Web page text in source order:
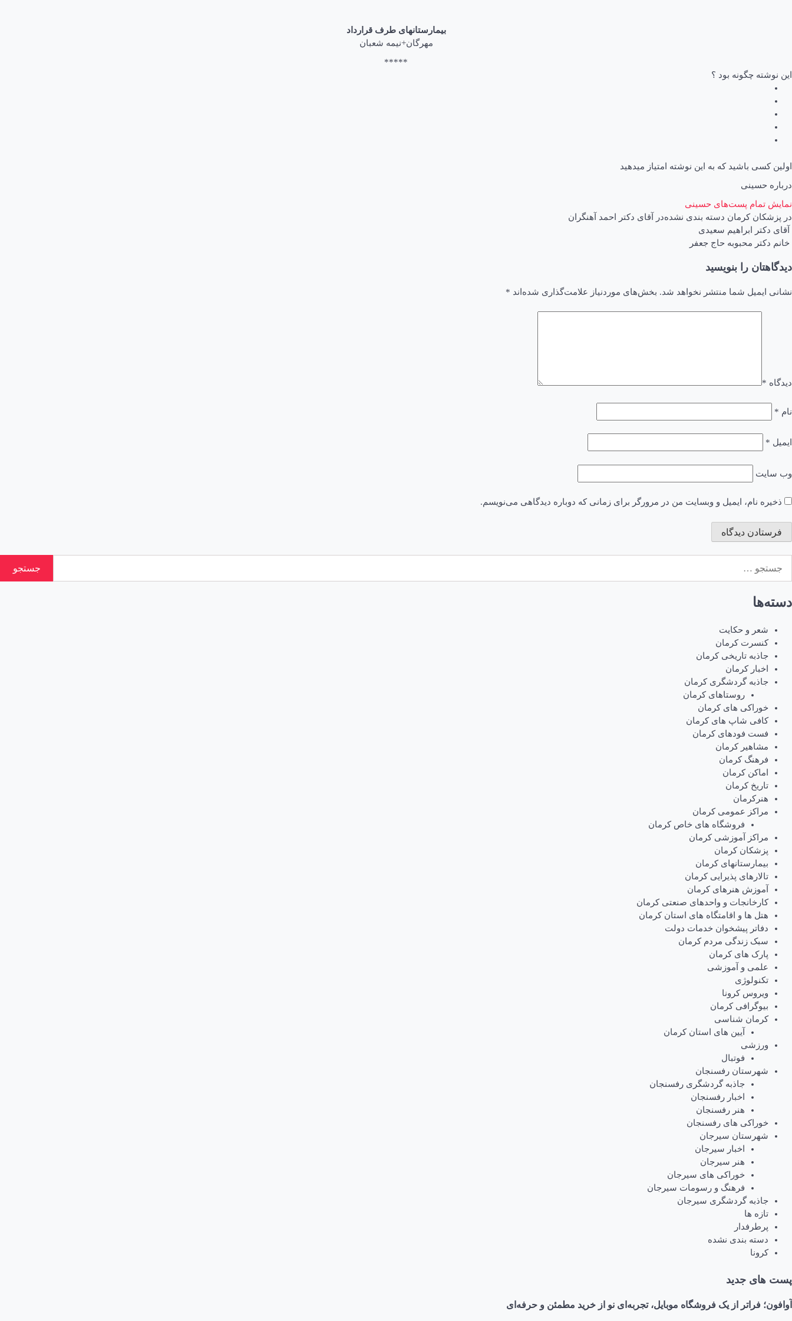
بیمارستانهای طرف قرارداد
مهرگان+نیمه شعبان
*****
این نوشته چگونه بود ؟
اولین کسی باشید که به این نوشته امتیاز میدهید
درباره حسینی
نمایش تمام پست‌های حسینی
در پزشکان کرمان دسته بندی نشدهدر آقای دکتر احمد آهنگران
راهبری
نوشته
آقای دکتر ابراهیم سعیدی
خانم دکتر محبوبه حاج جعفر
دیدگاهتان را بنویسید
نشانی ایمیل شما منتشر نخواهد شد. بخش‌های موردنیاز علامت‌گذاری شده‌اند *
دیدگاه *
نام *
ایمیل *
وب‌ سایت
ذخیره نام، ایمیل و وبسایت من در مرورگر برای زمانی که دوباره دیدگاهی می‌نویسم.
برای:
دسته‌ها
شعر و حکایت
کنسرت کرمان
جاذبه تاریخی کرمان
اخبار کرمان
جاذبه گردشگری کرمان
روستاهای کرمان
خوراکی های کرمان
کافی شاپ های کرمان
فست فودهای کرمان
مشاهیر کرمان
فرهنگ کرمان
اماکن کرمان
تاریخ کرمان
هنرکرمان
مراکز عمومی کرمان
فروشگاه های خاص کرمان
مراکز آموزشی کرمان
پزشکان کرمان
بیمارستانهای کرمان
تالارهای پذیرایی کرمان
آموزش هنرهای کرمان
کارخانجات و واحدهای صنعتی کرمان
هتل ها و اقامتگاه های استان کرمان
دفاتر پیشخوان خدمات دولت
سبک زندگی مردم کرمان
پارک های کرمان
علمی و آموزشی
تکنولوژی
ویروس کرونا
بیوگرافی کرمان
کرمان شناسی
آیین های استان کرمان
ورزشی
فوتبال
شهرستان رفسنجان
جاذبه گردشگری رفسنجان
اخبار رفسنجان
هنر رفسنجان
خوراکی های رفسنجان
شهرستان سیرجان
اخبار سیرجان
هنر سیرجان
خوراکی های سیرجان
فرهنگ و رسومات سیرجان
جاذبه گردشگری سیرجان
تازه ها
پرطرفدار
دسته بندی نشده
کرونا
پست های جدید
آوافون؛ فراتر از یک فروشگاه موبایل، تجربه‌ای نو از خرید مطمئن و حرفه‌ای